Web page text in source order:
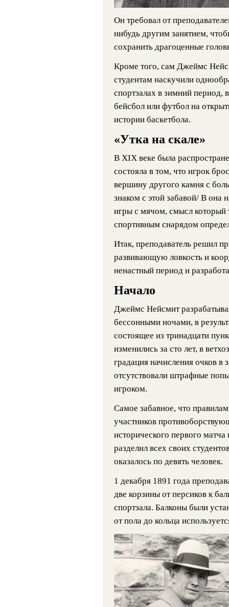
Он требовал от
нибудь другим занятием,
сохранить драгоценные
Кроме того, сам Джеймс
студентам наскучили
спортзалах в зимний период,
бейсбол или футбол на
истории баскетбола.
«Утка на скале»
В XIX веке была
состояла в том, что игрок
вершину другого камня с
знаком с этой забавой/ B она
игры с мячом, смысл который
спортивным снарядом
Итак, преподаватель решил
развивающую ловкость и
ненастный период и
Начало
Джеймс Нейсмит
бессонными ночами, в
состоящее из тринадцати
изменились за сто лет, в
градация начисления очков в
отсутствовали штрафные
игроком.
Самое забавное, что
участников
исторического первого
разделил всех своих
оказалось по девять человек.
1 декабря 1891 года
две корзины от персиков к
спортзала. Балконы были
от пола до кольца